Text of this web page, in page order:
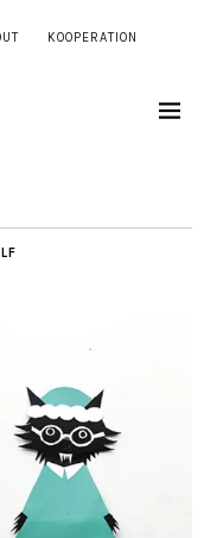
KOOPERATION